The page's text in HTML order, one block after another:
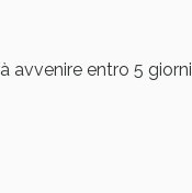
avvenire entro 5 giorni